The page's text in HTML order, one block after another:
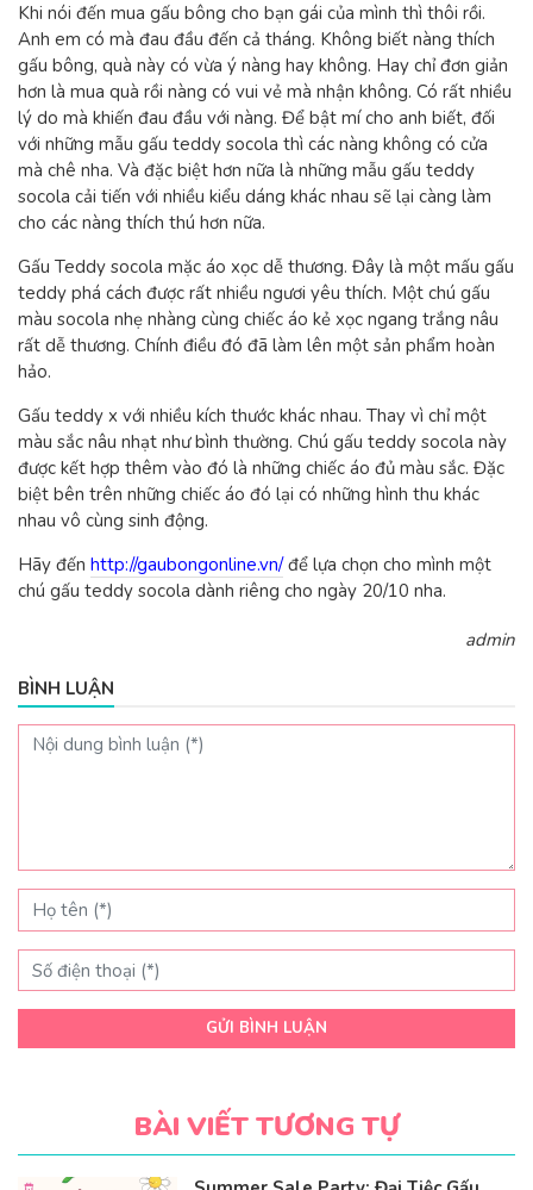
Khi nói đến mua gấu bông cho bạn gái của mình thì thôi rồi.
Anh em có mà đau đầu đến cả tháng. Không biết nàng thích
gấu bông, quà này có vừa ý nàng hay không. Hay chỉ đơn giản
hơn là mua quà rồi nàng có vui vẻ mà nhận không. Có rất nhiều
lý do mà khiến đau đầu với nàng. Để bật mí cho anh biết, đối
với những mẫu gấu teddy socola thì các nàng không có cửa
mà chê nha. Và đặc biệt hơn nữa là những mẫu gấu teddy
socola cải tiến với nhiều kiểu dáng khác nhau sẽ lại càng làm
cho các nàng thích thú hơn nữa.
Gấu Teddy socola mặc áo xọc dễ thương. Đây là một mấu gấu
teddy phá cách được rất nhiều ngươi yêu thích. Một chú gấu
màu socola nhẹ nhàng cùng chiếc áo kẻ xọc ngang trắng nâu
rất dễ thương. Chính điều đó đã làm lên một sản phẩm hoàn
hảo.
Gấu teddy x với nhiều kích thước khác nhau. Thay vì chỉ một
màu sắc nâu nhạt như bình thường. Chú gấu teddy socola này
được kết hợp thêm vào đó là những chiếc áo đủ màu sắc. Đặc
biệt bên trên những chiếc áo đó lại có những hình thu khác
nhau vô cùng sinh động.
Hãy đến http://gaubongonline.vn/để lựa chọn cho mình một
chú gấu teddy socola dành riêng cho ngày 20/10 nha.
admin
BÌNH LUẬN
GỬI BÌNH LUẬN
BÀI VIẾT TƯƠNG TỰ